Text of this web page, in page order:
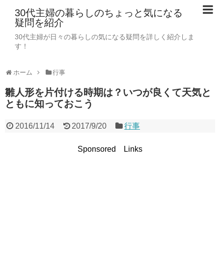
30代主婦の暮らしのちょっと気になる
疑問を紹介
30代主婦が日々の暮らしの気になる疑問を詳しく紹介しま
す！
ホーム 行事
雛人形を片付ける時期は？いつが良くて天気と
ともに知っておこう
2016/11/14 2017/9/20 行事
Sponsored Links